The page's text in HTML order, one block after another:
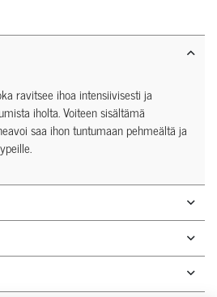
ravitsee ihoa intensiivisesti ja
iholta. Voiteen sisältämä
saa ihon tuntumaan pehmeältä ja